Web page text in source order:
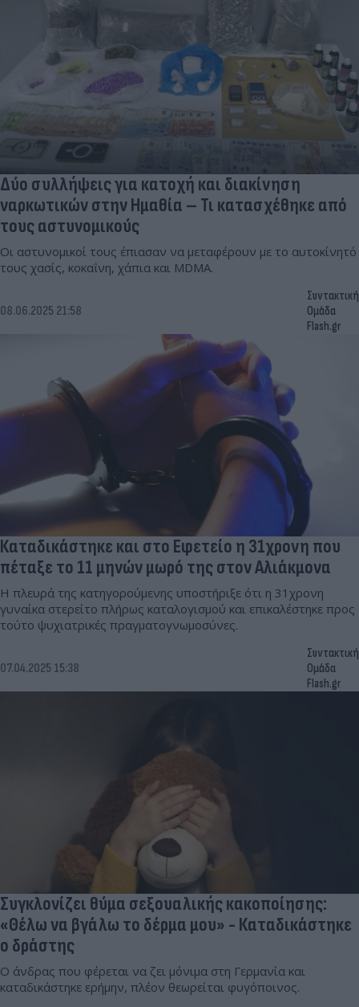
Δύο συλλήψεις για κατοχή και διακίνηση
ναρκωτικών στην Ημαθία – Τι κατασχέθηκε από
τους αστυνομικούς
Οι αστυνομικοί τους έπιασαν να μεταφέρουν με το αυτοκίνητό
τους χασίς, κοκαΐνη, χάπια και MDMA.
08.06.2025 21:58
Συντακτική
Ομάδα
Flash.gr
Καταδικάστηκε και στο Εφετείο η 31χρονη που
πέταξε το 11 μηνών μωρό της στον Αλιάκμονα
Η πλευρά της κατηγορούμενης υποστήριξε ότι η 31χρονη
γυναίκα στερείτο πλήρως καταλογισμού και επικαλέστηκε προς
τούτο ψυχιατρικές πραγματογνωμοσύνες.
07.04.2025 15:38
Συντακτική
Ομάδα
Flash.gr
Συγκλονίζει θύμα σεξουαλικής κακοποίησης:
«Θέλω να βγάλω το δέρμα μου» - Καταδικάστηκε
ο δράστης
Ο άνδρας που φέρεται να ζει μόνιμα στη Γερμανία και
καταδικάστηκε ερήμην, πλέον θεωρείται φυγόποινος.